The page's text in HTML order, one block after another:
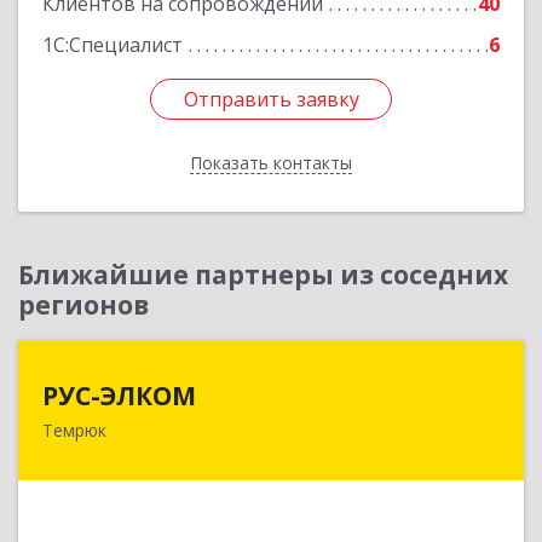
1С:Специалист
6
Отправить заявку
Показать контакты
Отправить заявку
Назад
Ближайшие партнеры из соседних
регионов
РУС-ЭЛКОМ
Темрюк
353500, Краснодарский край, Темрюкский р-н,